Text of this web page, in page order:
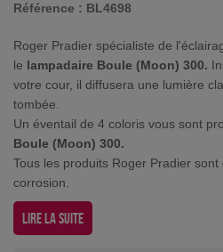
Référence : BL4698
Roger Pradier spécialiste de
le lampadaire Boule (Moon) 300.
votre cour, il diffusera une lumière
tombée.
Un éventail de 4 coloris vous sont
Boule (Moon) 300.
Tous les produits Roger Pradier
corrosion.
Lire la suite